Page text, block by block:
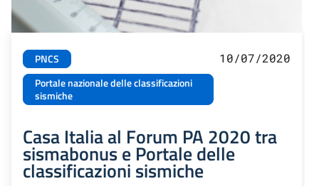
PNCS
Portale nazionale delle classificazioni
sismiche
10/07/2020
Casa Italia al Forum PA 2020 tra
sismabonus e Portale delle
classificazioni sismiche